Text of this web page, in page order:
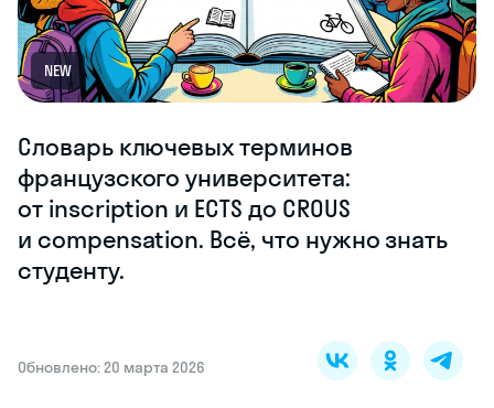
NEW
Словарь ключевых терминов
французского университета:
от inscription и ECTS до CROUS
и compensation. Всё, что нужно знать
студенту.
Обновлено: 20 марта 2026